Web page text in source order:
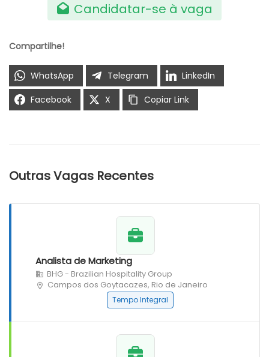
Candidatar-se à vaga
Compartilhe!
WhatsApp Telegram
LinkedIn
Facebook
X Copiar Link
Outras Vagas Recentes
Analista de Marketing
BHG - Brazilian Hospitality Group
Campos dos Goytacazes, Rio de Janeiro
Tempo Integral